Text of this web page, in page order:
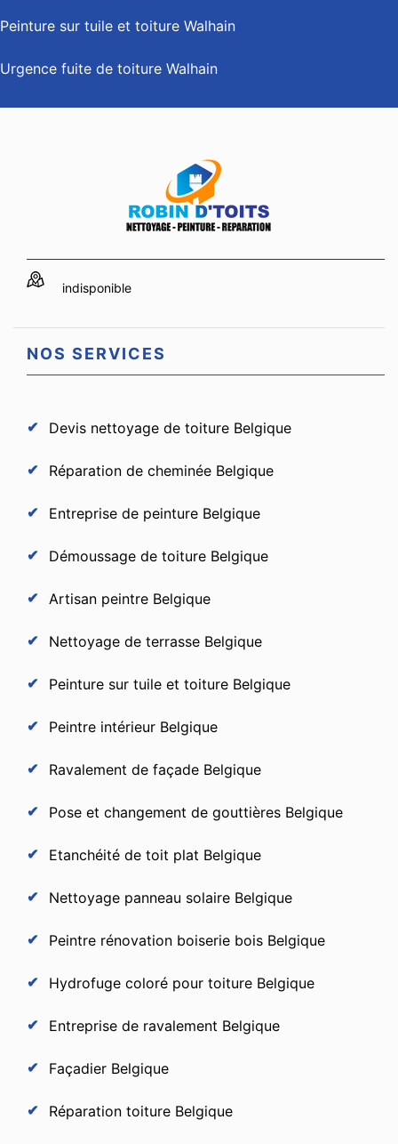
Peinture sur tuile et toiture Walhain
Urgence fuite de toiture Walhain
indisponible
NOS SERVICES
Devis nettoyage de toiture Belgique
Réparation de cheminée Belgique
Entreprise de peinture Belgique
Démoussage de toiture Belgique
Artisan peintre Belgique
Nettoyage de terrasse Belgique
Peinture sur tuile et toiture Belgique
Peintre intérieur Belgique
Ravalement de façade Belgique
Pose et changement de gouttières Belgique
Etanchéité de toit plat Belgique
Nettoyage panneau solaire Belgique
Peintre rénovation boiserie bois Belgique
Hydrofuge coloré pour toiture Belgique
Entreprise de ravalement Belgique
Façadier Belgique
Réparation toiture Belgique